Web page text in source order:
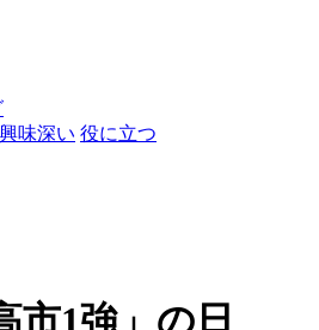
興味深い 役に立つ
市1強」の日